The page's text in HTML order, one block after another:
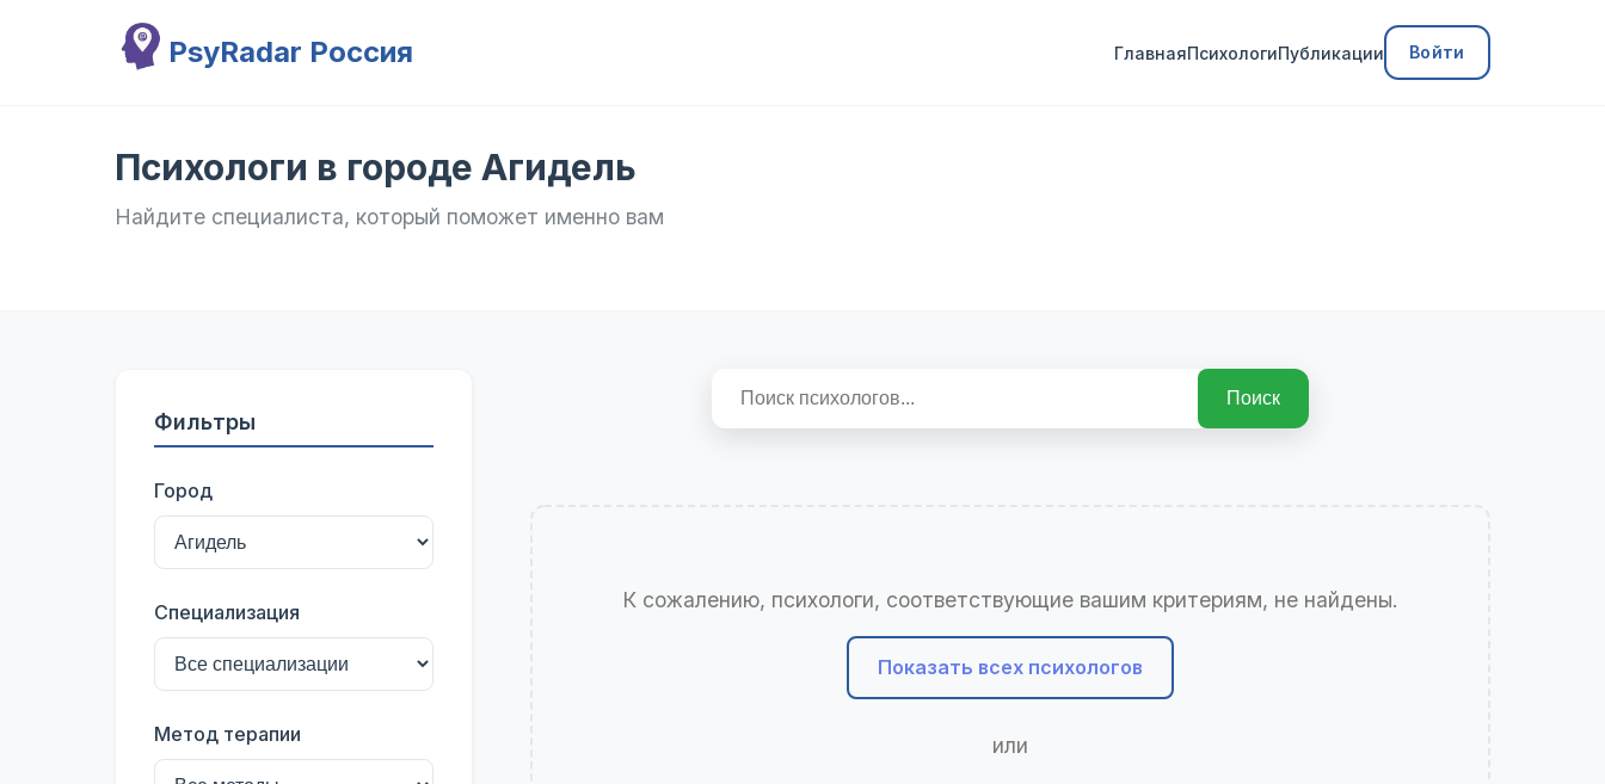
PsyRadar Россия ГлавнаяПсихологиПубликации Войти
Психологи в городе Агидель
Найдите специалиста, который поможет именно вам
Фильтры
Город
Специализация
Метод терапии
Поиск
К сожалению, психологи, соответствующие вашим критериям, не найдены.
Показать всех психологов
или